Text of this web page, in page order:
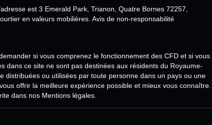
est 3 Emerald Park, Trianon, Quatre Bornes 72257,
en valeurs mobilières. Avis de non-responsabilité
si vous comprenez le fonctionnement des CFD et si vous
dans ce site ne sont pas destinées aux résidents du Royaume-
distribuées ou utilisées par toute personne dans un pays ou une
offrir la meilleure expérience possible et mieux vous connaître.
dans nos Mentions légales.